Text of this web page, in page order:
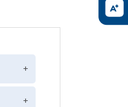
+
+